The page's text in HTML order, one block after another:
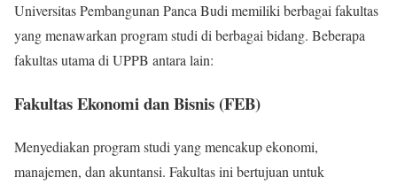
Universitas Pembangunan Panca Budi memiliki berbagai fakultas
yang menawarkan program studi di berbagai bidang. Beberapa
fakultas utama di UPPB antara lain:
Fakultas Ekonomi dan Bisnis (FEB)
Menyediakan program studi yang mencakup ekonomi,
manajemen, dan akuntansi. Fakultas ini bertujuan untuk